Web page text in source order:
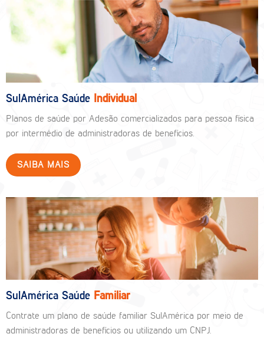
SulAmérica Saúde Individual
Planos de saúde por Adesão comercializados para pessoa física
por intermédio de administradoras de benefícios.
SAIBA MAIS
SulAmérica Saúde Familiar
Contrate um plano de saúde familiar SulAmérica por meio de
administradoras de benefícios ou utilizando um CNPJ.